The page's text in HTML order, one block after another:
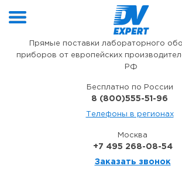
Прямые поставки лабораторного
приборов от европейских
РФ
Бесплатно по России
8 (800)555-51-96
Телефоны в регионах
Москва
+7 495 268-08-54
Заказать звонок